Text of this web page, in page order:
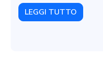
LEGGI TUTTO